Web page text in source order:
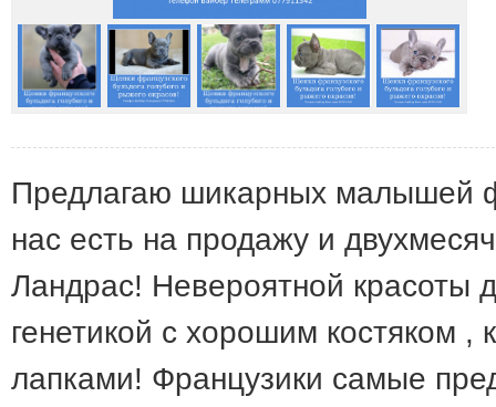
Предлагаю шикарных малышей
нас есть на продажу и
Ландрас! Невероятной красоты
генетикой с хорошим костяком ,
лапками! Французики самые